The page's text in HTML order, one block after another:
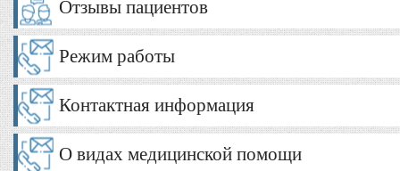
Отзывы пациентов
Режим работы
Контактная информация
О видах медицинской помощи